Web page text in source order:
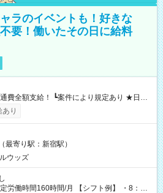
ラのイベントも！好きな
要！働いたその日に給料
） ┗働いたその日に現金GET♪ お仕事後はコ
を引き落とせます！ 【試用期間】試
り
最寄り駅：新宿駅）
ウッズ
時間/月 【シフト例】 ・8：00